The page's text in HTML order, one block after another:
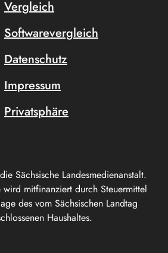
Sächsische Landesmedienanstalt.
wird mitfinanziert durch Steuermittel
des vom Sächsischen Landtag
Haushaltes.
Vergleich
Softwarevergleich
Datenschutz
Impressum
Privatsphäre